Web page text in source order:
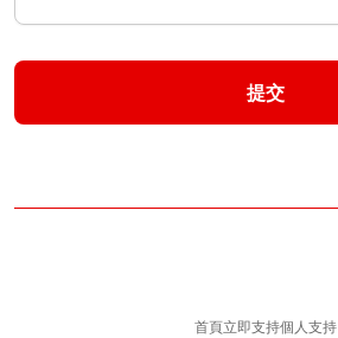
提交
首頁立即支持個人支持​